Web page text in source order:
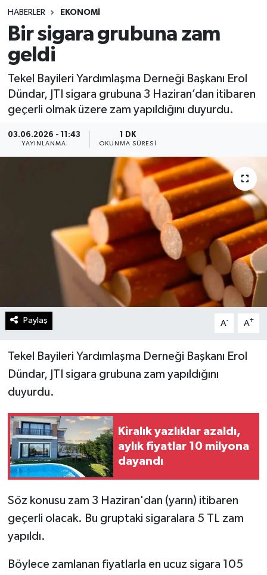
HABERLER EKONOMI
Bir sigara grubuna zam
geldi
Tekel Bayileri Yardımlaşma Derneği Başkanı Erol
Dündar, JTI sigara grubuna 3 Haziran’dan itibaren
geçerli olmak üzere zam yapıldığını duyurdu.
03.06.2026 - 11:43
YAYINLANMA
1 DK
OKUNMA SÜRESI
Paylaş A- A+
Tekel Bayileri Yardımlaşma Derneği Başkanı Erol
Dündar, JTI sigara grubuna zam yapıldığını
duyurdu.
Kiralık yazlıklar azaldı,
aylık fiyatlar 10 milyona
dayandı
Söz konusu zam 3 Haziran'dan (yarın) itibaren
geçerli olacak. Bu gruptaki sigaralara 5 TL zam
yapıldı.
Böylece zamlanan fiyatlarla en ucuz sigara 105
Spor
Teknoloji
Yaşam